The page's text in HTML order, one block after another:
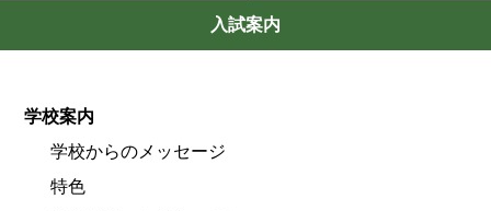
入試案内
学校案内
学校からのメッセージ
特色